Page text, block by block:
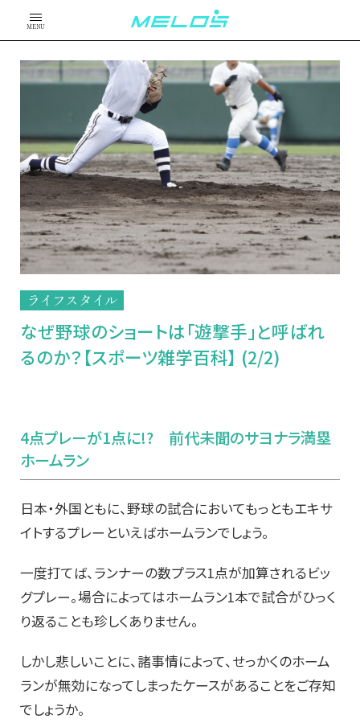
MENU
ライフスタイル
なぜ野球のショートは「遊撃手」と呼ばれ
るのか？【スポーツ雑学百科】 (2/2)
4点プレーが1点に!? 前代未聞のサヨナラ満塁
ホームラン
日本・外国ともに、野球の試合においてもっともエキサ
イトするプレーといえばホームランでしょう。
一度打てば、ランナーの数プラス1点が加算されるビッ
グプレー。場合によってはホームラン1本で試合がひっく
り返ることも珍しくありません。
しかし悲しいことに、諸事情によって、せっかくのホーム
ランが無効になってしまったケースがあることをご存知
でしょうか。